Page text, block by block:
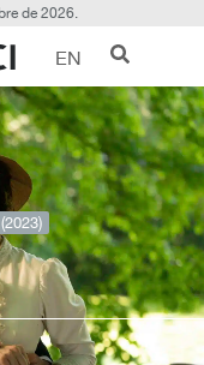
de 2026.
EN